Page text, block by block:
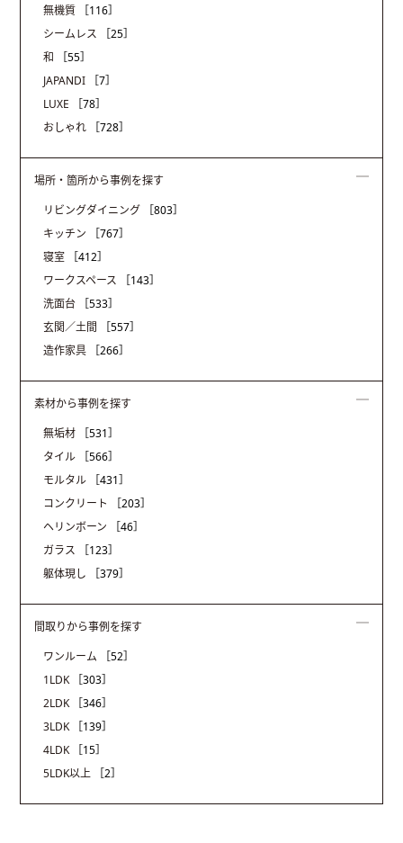
無機質
［116］
シームレス
［25］
和
［55］
JAPANDI
［7］
LUXE
［78］
おしゃれ
［728］
場所・箇所から事例を探す
リビングダイニング
［803］
キッチン
［767］
寝室
［412］
ワークスペース
［143］
洗面台
［533］
玄関／土間
［557］
造作家具
［266］
素材から事例を探す
無垢材
［531］
タイル
［566］
モルタル
［431］
コンクリート
［203］
ヘリンボーン
［46］
ガラス
［123］
躯体現し
［379］
間取りから事例を探す
ワンルーム
［52］
1LDK
［303］
2LDK
［346］
3LDK
［139］
4LDK
［15］
5LDK以上
［2］